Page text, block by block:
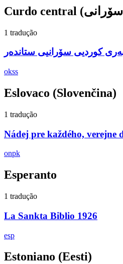
Curdo central
1 tradução
کوردیی سۆرانیی ستاندەر
okss
Eslovaco (Slovenčina)
1 tradução
Nádej pre každého, verejne
onpk
Esperanto
1 tradução
La Sankta Biblio 1926
esp
Estoniano (Eesti)